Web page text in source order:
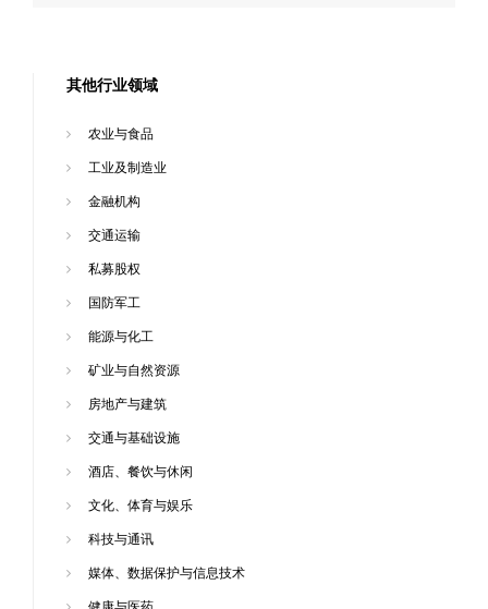
其他行业领域
农业与食品
工业及制造业
金融机构
交通运输
私募股权
国防军工
能源与化工
矿业与自然资源
房地产与建筑
交通与基础设施
酒店、餐饮与休闲
文化、体育与娱乐
科技与通讯
媒体、数据保护与信息技术